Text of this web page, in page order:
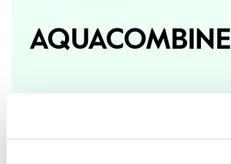
AQUACOMBINE